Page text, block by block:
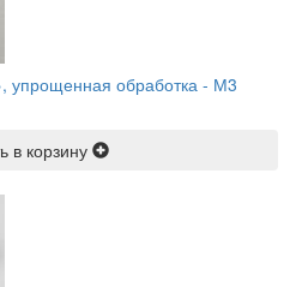
упрощенная обработка - М3
в корзину